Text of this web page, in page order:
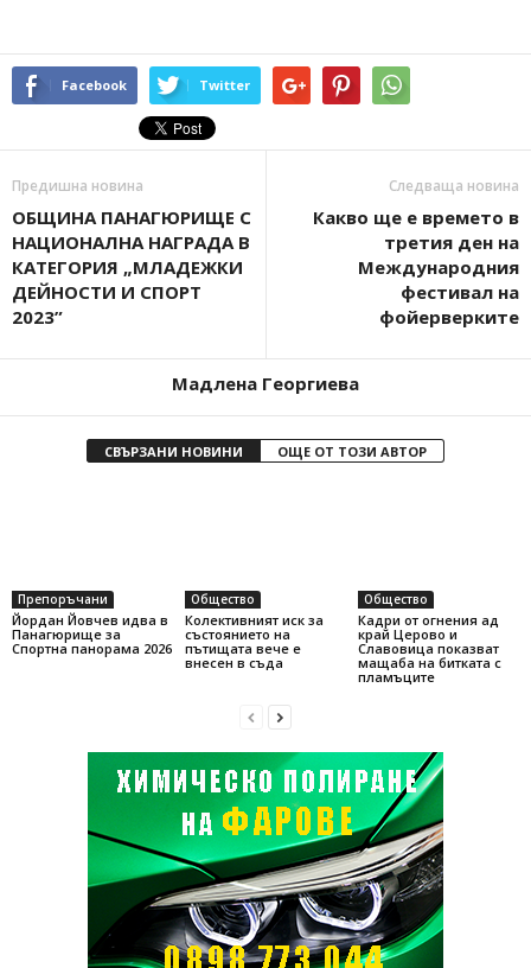
Facebook Twitter
Предишна новина
OБЩИНА ПАНАГЮРИЩЕ С
НАЦИОНАЛНА НАГРАДА В
КАТЕГОРИЯ „МЛАДЕЖКИ
ДЕЙНОСТИ И СПОРТ
2023”
Следваща новина
Какво ще е времето в
третия ден на
Международния
фестивал на
фойерверките
Мадлена Георгиева
СВЪРЗАНИ НОВИНИ ОЩЕ ОТ ТОЗИ АВТОР
Препоръчани
Йордан Йовчев идва в
Панагюрище за
Спортна панорама 2026
Общество
Колективният иск за
състоянието на
пътищата вече е
внесен в съда
Общество
Кадри от огнения ад
край Церово и
Славовица показват
мащаба на битката с
пламъците